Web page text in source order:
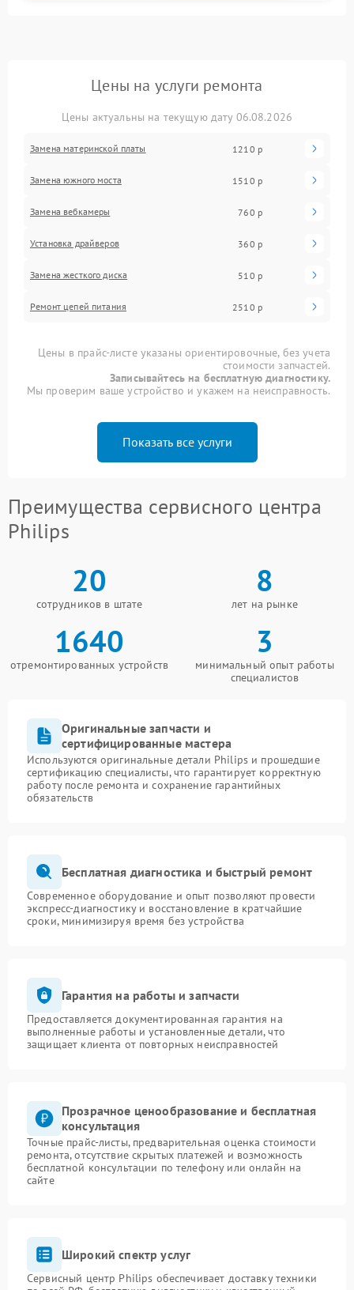
Цены на услуги ремонта
Цены актуальны на текущую дату 06.08.2026
Замена материнской платы 1210 р
Замена южного моста 1510 р
Замена вебкамеры 760 р
Установка драйверов 360 р
Замена жесткого диска 510 р
Ремонт цепей питания 2510 р
Цены в прайс-листе указаны ориентировочные, без учета
стоимости запчастей.
Записывайтесь на бесплатную диагностику.
Мы проверим ваше устройство и укажем на неисправность.
Показать все услуги
Преимущества сервисного центра
Philips
20
сотрудников в штате
8
лет на рынке
1640
отремонтированных устройств
3
минимальный опыт работы
специалистов
Оригинальные запчасти и
сертифицированные мастера
Используются оригинальные детали Philips и прошедшие
сертификацию специалисты, что гарантирует корректную
работу после ремонта и сохранение гарантийных
обязательств
Бесплатная диагностика и быстрый ремонт
Современное оборудование и опыт позволяют провести
экспресс-диагностику и восстановление в кратчайшие
сроки, минимизируя время без устройства
Гарантия на работы и запчасти
Предоставляется документированная гарантия на
выполненные работы и установленные детали, что
защищает клиента от повторных неисправностей
Прозрачное ценообразование и бесплатная
консультация
Точные прайс-листы, предварительная оценка стоимости
ремонта, отсутствие скрытых платежей и возможность
бесплатной консультации по телефону или онлайн на
сайте
Широкий спектр услуг
Сервисный центр Philips обеспечивает доставку техники